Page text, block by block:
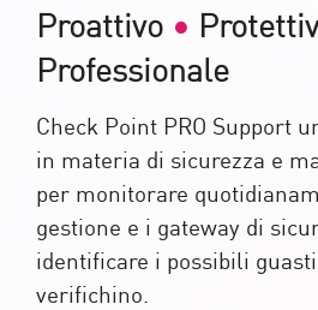
Proattivo •
Professionale
Check Point PRO Support
in materia di sicurezza e
per monitorare
gestione e i gateway di
identificare i possibili
verifichino.